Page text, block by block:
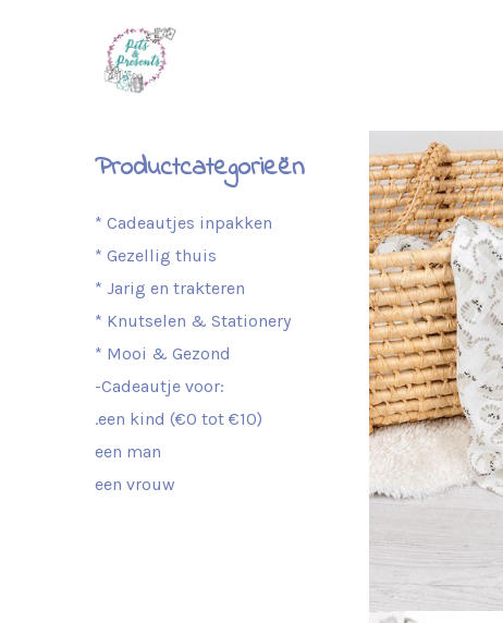
Productcategorieën
* Cadeautjes inpakken
* Gezellig thuis
* Jarig en trakteren
* Knutselen & Stationery
* Mooi & Gezond
-Cadeautje voor:
.een kind (€0 tot €10)
een man
een vrouw